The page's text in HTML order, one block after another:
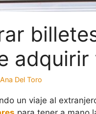
Ana Del Toro
un viaje al